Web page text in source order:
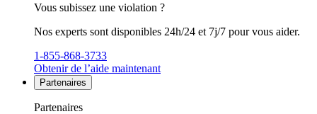
Vous subissez une violation ?
Nos experts sont disponibles 24h/24 et 7j/7 pour vous aider.
1-855-868-3733
Obtenir de l’aide maintenant
Partenaires
Partenaires